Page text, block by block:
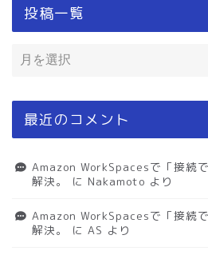
投稿一覧
最近のコメント
Amazon WorkSpacesで「接続
解決。
に Nakamoto より
Amazon WorkSpacesで「接続
解決。
に AS より